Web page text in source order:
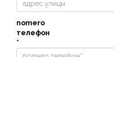
nomero
телефон
*